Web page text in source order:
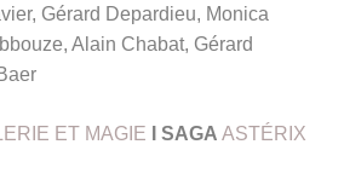
Gérard Depardieu, Monica
Alain Chabat, Gérard
ET MAGIE SAGA ASTÉRIX